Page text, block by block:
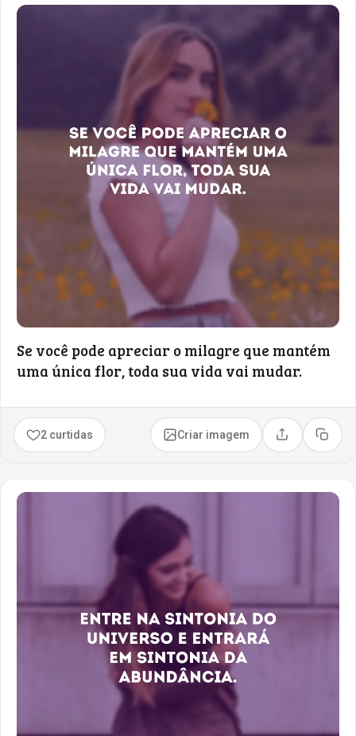
Se você pode apreciar o milagre que mantém
uma única flor, toda sua vida vai mudar.
2 curtidas Criar imagem Compartilhar
Copiar